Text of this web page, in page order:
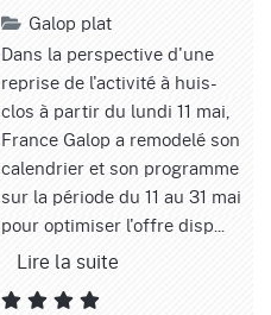
Galop plat
Dans la perspective d'une
reprise de l'activité à huis-
clos à partir du lundi 11 mai,
France Galop a remodelé son
calendrier et son programme
sur la période du 11 au 31 mai
pour optimiser l'offre disp...
Lire la suite